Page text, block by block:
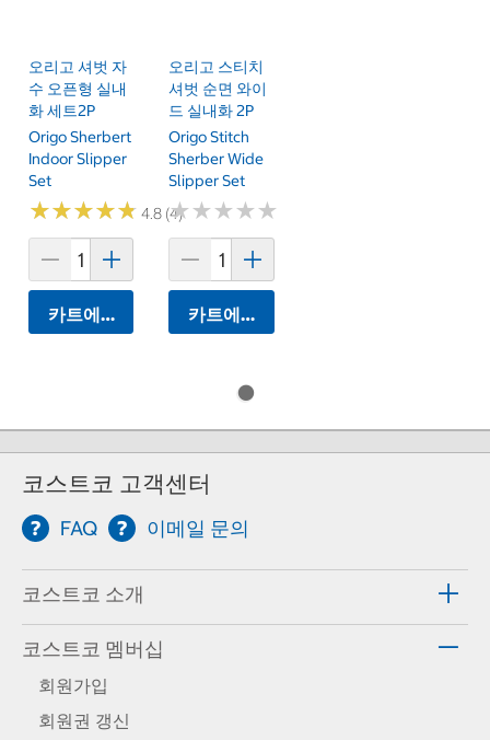
오리고 셔벗 자
수 오픈형 실내
화 세트2P
Origo Sherbert
Indoor Slipper
Set
★★★★★
★★★★★ 4.8 (4)
카트에 담기
오리고 스티치
셔벗 순면 와이
드 실내화 2P
Origo Stitch
Sherber Wide
Slipper Set
★★★★★
★★★★★
카트에 담기
코스트코 고객센터
FAQ 이메일 문의
코스트코 소개
코스트코 멤버십
회원가입
회원권 갱신